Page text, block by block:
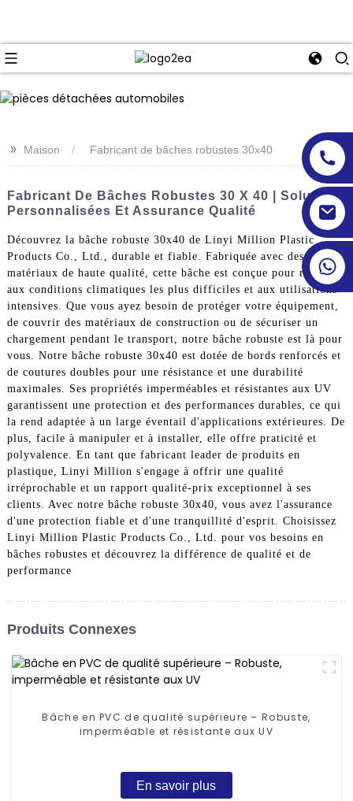
>> Maison Fabricant de bâches robustes 30x40
Fabricant De Bâches Robustes 30 X 40 | Solutions
Personnalisées Et Assurance Qualité
Découvrez la bâche robuste 30x40 de Linyi Million Plastic
Products Co., Ltd., durable et fiable. Fabriquée avec des
matériaux de haute qualité, cette bâche est conçue pour résister
aux conditions climatiques les plus difficiles et aux utilisations
intensives. Que vous ayez besoin de protéger votre équipement,
de couvrir des matériaux de construction ou de sécuriser un
chargement pendant le transport, notre bâche robuste est là pour
vous. Notre bâche robuste 30x40 est dotée de bords renforcés et
de coutures doubles pour une résistance et une durabilité
maximales. Ses propriétés imperméables et résistantes aux UV
garantissent une protection et des performances durables, ce qui
la rend adaptée à un large éventail d'applications extérieures. De
plus, facile à manipuler et à installer, elle offre praticité et
polyvalence. En tant que fabricant leader de produits en
plastique, Linyi Million s'engage à offrir une qualité
irréprochable et un rapport qualité-prix exceptionnel à ses
clients. Avec notre bâche robuste 30x40, vous avez l'assurance
d'une protection fiable et d'une tranquillité d'esprit. Choisissez
Linyi Million Plastic Products Co., Ltd. pour vos besoins en
bâches robustes et découvrez la différence de qualité et de
performance
Produits Connexes
Bâche en PVC de qualité supérieure – Robuste,
imperméable et résistante aux UV
En savoir plus